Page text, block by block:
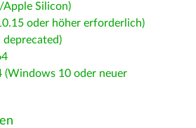
Apple Silicon)
oder höher erforderlich)
(Windows 10 oder neuer